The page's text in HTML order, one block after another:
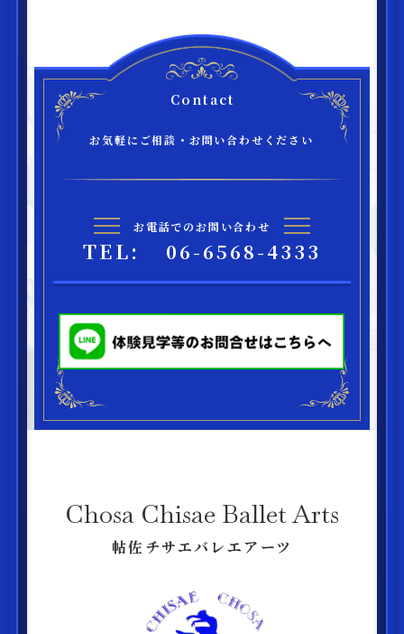
Contact
お気軽にご相談・お問い合わせください
お電話でのお問い合わせ
TEL: 06-6568-4333
Chosa Chisae Ballet Arts
帖佐チサエバレエアーツ